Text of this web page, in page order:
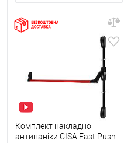
Комплект накладної
антипаніки CISA Fast Push